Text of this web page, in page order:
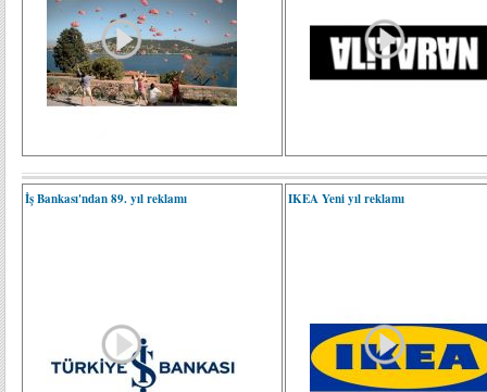
İş Bankası'ndan 89. yıl reklamı IKEA Yeni yıl reklamı